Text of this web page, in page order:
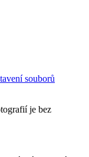
souborů
je bez